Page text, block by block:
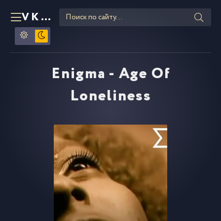
VKLIPE RU
Enigma - Age Of
Loneliness